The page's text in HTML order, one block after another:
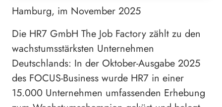
Hamburg, im November 2025
Die HR7 GmbH The Job Factory zählt zu den
wachstumsstärksten Unternehmen
Deutschlands: In der Oktober-Ausgabe 2025
des FOCUS-Business wurde HR7 in einer
15.000 Unternehmen umfassenden Erhebung